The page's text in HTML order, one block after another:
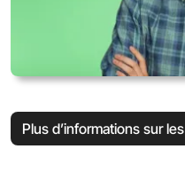
Plus d’informations sur les